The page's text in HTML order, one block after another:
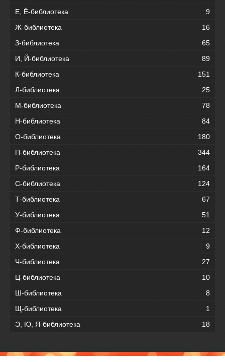
Е, Ё-библиотека
9
Ж-библиотека
16
З-библиотека
65
И, Й-библиотека
89
К-библиотека
151
Л-библиотека
25
М-библиотека
78
Н-библиотека
84
О-библиотека
180
П-библиотека
344
Р-библиотека
164
С-библиотека
124
Т-библиотека
67
У-библиотека
51
Ф-библиотека
12
Х-библиотека
9
Ч-библиотека
27
Ц-библиотека
10
Ш-библиотека
8
Щ-библиотека
1
Э, Ю, Я-библиотека
18